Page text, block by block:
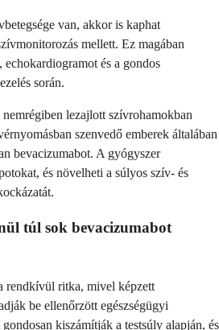
van, akkor is kaphat
mellett. Ez magában
és a gondos
során.
lezajlott szívrohamokban
szenvedő emberek általában
bevacizumabot. A gyógyszer
és növelheti a súlyos szív- és
túl sok bevacizumabot
rendkívül ritka, mivel képzett
be ellenőrzött egészségügyi
kiszámítják a testsúly alapján, és